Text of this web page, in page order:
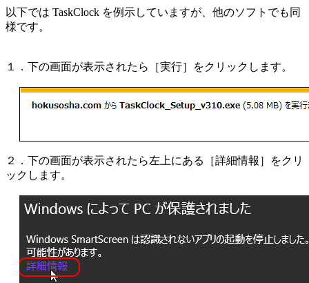
以下では TaskClock を例示していますが、他のソフトでも同
様です。
１．下の画面が表示されたら［実行］をクリックします。
２．下の画面が表示されたら左上にある［詳細情報］をクリ
ックします。